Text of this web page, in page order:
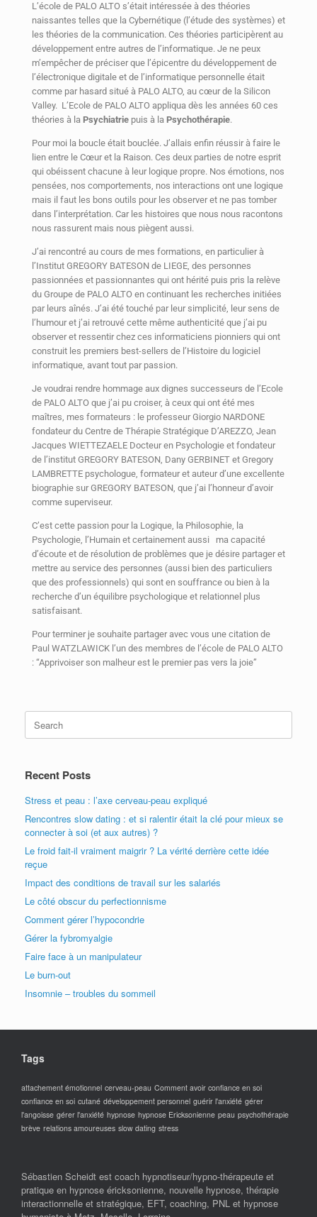
L’école de PALO ALTO s’était intéressée à des théories
naissantes telles que la Cybernétique (l’étude des systèmes) et
les théories de la communication. Ces théories participèrent au
développement entre autres de l’informatique. Je ne peux
m’empêcher de préciser que l’épicentre du développement de
l’électronique digitale et de l’informatique personnelle était
comme par hasard situé à PALO ALTO, au cœur de la Silicon
Valley. L’Ecole de PALO ALTO appliqua dès les années 60 ces
théories à la Psychiatrie puis à la Psychothérapie.
Pour moi la boucle était bouclée. J’allais enfin réussir à faire le
lien entre le Cœur et la Raison. Ces deux parties de notre esprit
qui obéissent chacune à leur logique propre. Nos émotions, nos
pensées, nos comportements, nos interactions ont une logique
mais il faut les bons outils pour les observer et ne pas tomber
dans l’interprétation. Car les histoires que nous nous racontons
nous rassurent mais nous piègent aussi.
J’ai rencontré au cours de mes formations, en particulier à
l’Institut GREGORY BATESON de LIEGE, des personnes
passionnées et passionnantes qui ont hérité puis pris la relève
du Groupe de PALO ALTO en continuant les recherches initiées
par leurs aînés. J’ai été touché par leur simplicité, leur sens de
l’humour et j’ai retrouvé cette même authenticité que j’ai pu
observer et ressentir chez ces informaticiens pionniers qui ont
construit les premiers best-sellers de l’Histoire du logiciel
informatique, avant tout par passion.
Je voudrai rendre hommage aux dignes successeurs de l’Ecole
de PALO ALTO que j’ai pu croiser, à ceux qui ont été mes
maîtres, mes formateurs : le professeur Giorgio NARDONE
fondateur du Centre de Thérapie Stratégique D’AREZZO, Jean
Jacques WIETTEZAELE Docteur en Psychologie et fondateur
de l’institut GREGORY BATESON, Dany GERBINET et Gregory
LAMBRETTE psychologue, formateur et auteur d’une excellente
biographie sur GREGORY BATESON, que j’ai l’honneur d’avoir
comme superviseur.
C’est cette passion pour la Logique, la Philosophie, la
Psychologie, l’Humain et certainement aussi ma capacité
d’écoute et de résolution de problèmes que je désire partager et
mettre au service des personnes (aussi bien des particuliers
que des professionnels) qui sont en souffrance ou bien à la
recherche d’un équilibre psychologique et relationnel plus
satisfaisant.
Pour terminer je souhaite partager avec vous une citation de
Paul WATZLAWICK l’un des membres de l’école de PALO ALTO
: “Apprivoiser son malheur est le premier pas vers la joie”
Recent Posts
Stress et peau : l’axe cerveau-peau expliqué
Rencontres slow dating : et si ralentir était la clé pour mieux se
connecter à soi (et aux autres) ?
Le froid fait-il vraiment maigrir ? La vérité derrière cette idée
reçue
Impact des conditions de travail sur les salariés
Le côté obscur du perfectionnisme
Comment gérer l’hypocondrie
Gérer la fybromyalgie
Faire face à un manipulateur
Le burn-out
Insomnie – troubles du sommeil
Tags
attachement émotionnel cerveau-peau Comment avoir confiance en soi
confiance en soi cutané développement personnel guérir l'anxiété gérer
l'angoisse gérer l'anxiété hypnose hypnose Ericksonienne peau psychothérapie
brève relations amoureuses slow dating stress
Sébastien Scheidt est coach hypnotiseur/hypno-thérapeute et
pratique en hypnose éricksonienne, nouvelle hypnose, thérapie
interactionnelle et stratégique, EFT, coaching, PNL et hypnose